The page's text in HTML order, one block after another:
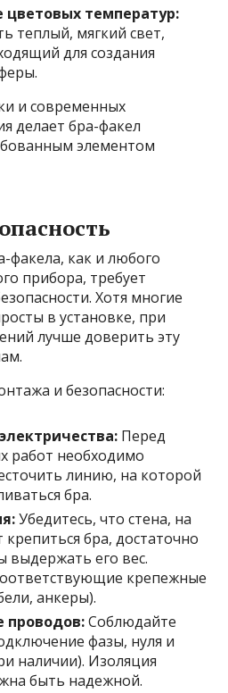
цветовых температур:
теплый, мягкий свет,
для создания
и современных
делает бра-факел
элементом
факела, как и любого
прибора, требует
Хотя многие
в установке, при
лучше доверить эту
и безопасности:
Перед
работ необходимо
линию, на которой
бра.
Убедитесь, что стена, на
бра, достаточно
выдержать его вес.
крепежные
анкеры).
проводов:Соблюдайте
фазы, нуля и
наличии). Изоляция
быть надежной.